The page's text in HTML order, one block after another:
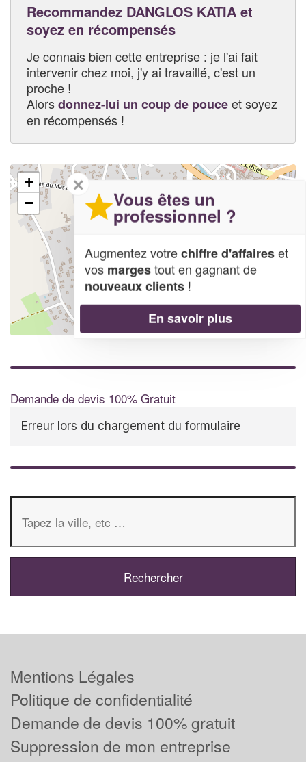
Recommandez DANGLOS KATIA et
soyez en récompensés
Je connais bien cette entreprise : je l'ai fait
intervenir chez moi, j'y ai travaillé, c'est un
proche !
Alorsdonnez-lui un coup de pouceet soyez
en récompensés !
+
−
Demande de devis 100% Gratuit
Erreur lors du chargement du formulaire
✕
Vous êtes un
professionnel ?
Augmentez votrechiffre d'affaireset
vos margestout en gagnant de
nouveaux clients !
En savoir plus
Mentions Légales
Politique de confidentialité
Demande de devis 100% gratuit
Suppression de mon entreprise